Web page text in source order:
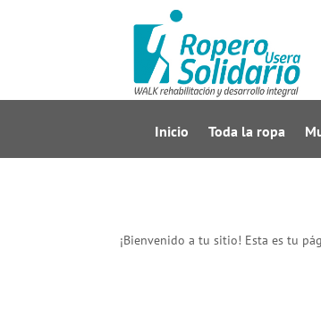
Inicio Toda la ropa
¡Bienvenido a tu sitio! Esta es tu